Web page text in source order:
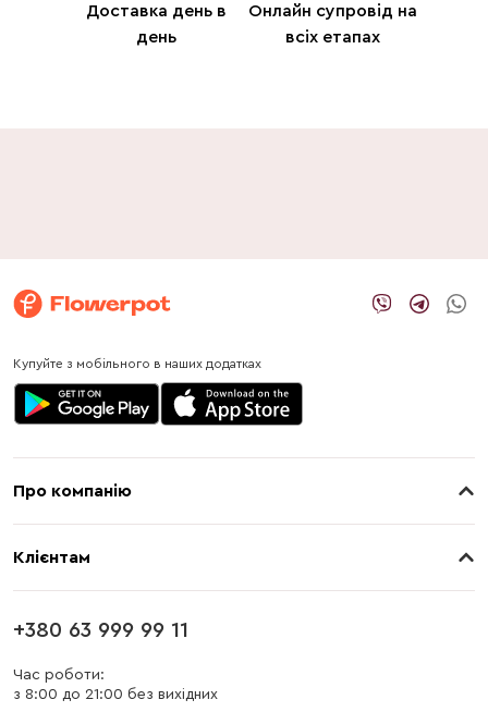
Доставка день в
день
Онлайн супровід на
всіх етапах
Купуйте з мобільного в наших додатках
Про компанію
Клієнтам
Оплата
Блог
+380 63 999 99 11
Час роботи:
з 8:00 до 21:00 без вихідних